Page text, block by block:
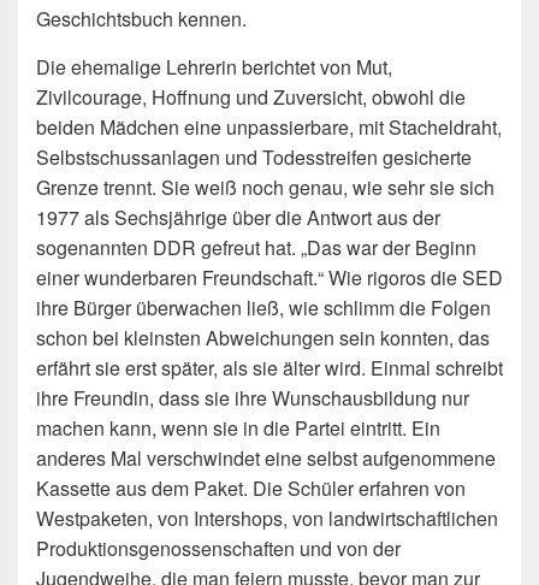
Geschichtsbuch kennen.
Die ehemalige Lehrerin berichtet von Mut,
Zivilcourage, Hoffnung und Zuversicht, obwohl die
beiden Mädchen eine unpassierbare, mit Stacheldraht,
Selbstschussanlagen und Todesstreifen gesicherte
Grenze trennt. Sie weiß noch genau, wie sehr sie sich
1977 als Sechsjährige über die Antwort aus der
sogenannten DDR gefreut hat. „Das war der Beginn
einer wunderbaren Freundschaft.“ Wie rigoros die SED
ihre Bürger überwachen ließ, wie schlimm die Folgen
schon bei kleinsten Abweichungen sein konnten, das
erfährt sie erst später, als sie älter wird. Einmal schreibt
ihre Freundin, dass sie ihre Wunschausbildung nur
machen kann, wenn sie in die Partei eintritt. Ein
anderes Mal verschwindet eine selbst aufgenommene
Kassette aus dem Paket. Die Schüler erfahren von
Westpaketen, von Intershops, von landwirtschaftlichen
Produktionsgenossenschaften und von der
Jugendweihe, die man feiern musste, bevor man zur